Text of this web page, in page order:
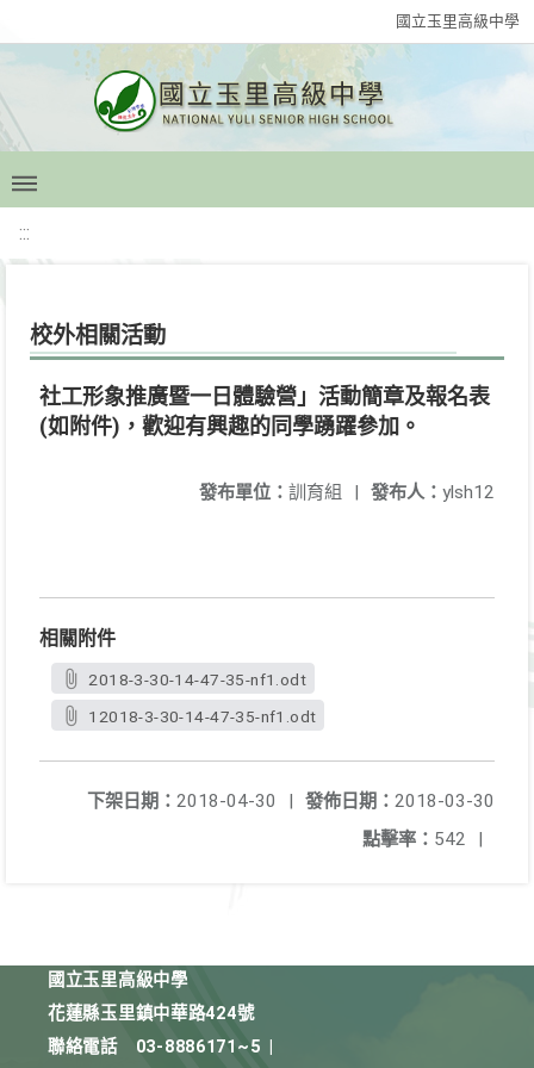
國立玉里高級中學
:::
校外相關活動
社工形象推廣暨一日體驗營」活動簡章及報名表
(如附件)，歡迎有興趣的同學踴躍參加。
發布人： ylsh12
發布單位： 訓育組 |
相關附件
2018-3-30-14-47-35-nf1.odt
12018-3-30-14-47-35-nf1.odt
發佈日期： 2018-03-30
下架日期： 2018-04-30
|
點擊率： 542 |
國立玉里高級中學
花蓮縣玉里鎮中華路424號
聯絡電話
03-8886171~5